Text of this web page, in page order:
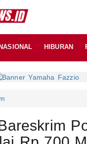
HIBURAN